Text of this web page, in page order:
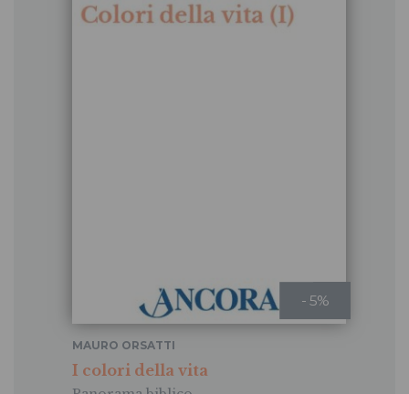
- 5%
I colori della vita
MAURO ORSATTI